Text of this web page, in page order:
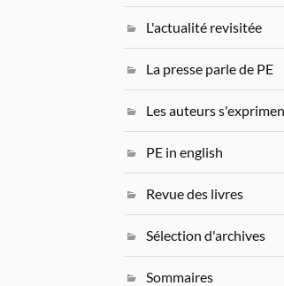
L'actualité revisitée
La presse parle de PE
Les auteurs
PE in english
Revue des livres
Sélection d'archives
Sommaires